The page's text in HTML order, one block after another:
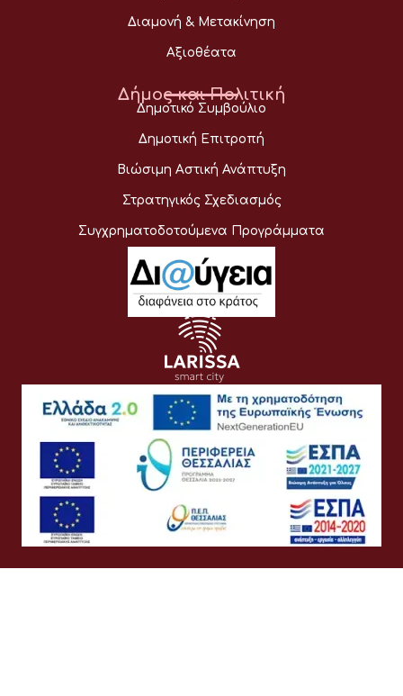
Διαμονή & Μετακίνηση
Αξιοθέατα
Δήμος και Πολιτική
Δημοτικό Συμβούλιο
Δημοτική Επιτροπή
Βιώσιμη Αστική Ανάπτυξη
Στρατηγικός Σχεδιασμός
Συγχρηματοδοτούμενα Προγράμματα